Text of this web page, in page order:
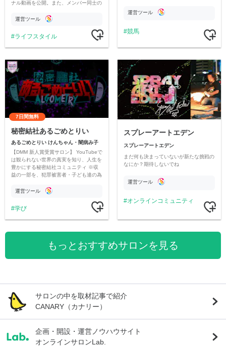
ナル動画を公開。また、メンバー同士の
ただいています。
運営ツール
ライフスタイル
運営ツール
競馬
7日間無料
秘密結社あるごめとりい
あるごめとりい けんちゃん・闇病み子
【DMM 新人賞受賞サロン】 YouTubeで
は観られない世界の真実を知り、人生を
豊かにする秘密結社コミュニティ ※収
益の一部を、犯罪被害者・子ども達の為
す運営ツール
学び
スプレーアートエデン
スプレーアートエデン
まだ何も決まっていないが新たな挑戦の
なにか？期待しないでね
運営ツール
オンラインコミュニティ
もっとおすすめサロンを見る
サロンの中を取材記事で紹介
CANARY（カナリー）
企画・開設・運営ノウハウサイト
オンラインサロンLab.